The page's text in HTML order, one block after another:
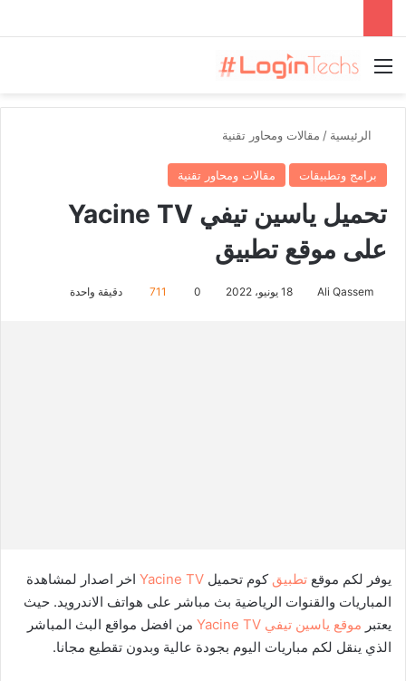
القائمة
الرئيسية / مقالات ومحاور تقنية
برامج وتطبيقات مقالات ومحاور تقنية
تحميل ياسين تيفي Yacine TV
على موقع تطبيق
Ali Qassem 18 يونيو، 2022 0
711 دقيقة واحدة
يوفر لكم موقع تطبيقكوم تحميل Yacine TV اخر اصدار لمشاهدة
المباريات والقنوات الرياضية بث مباشر على هواتف الاندرويد. حيث
يعتبر موقع ياسين تيفي Yacine TV
من افضل مواقع البث المباشر
الذي ينقل لكم مباريات اليوم بجودة عالية وبدون تقطيع مجانا.